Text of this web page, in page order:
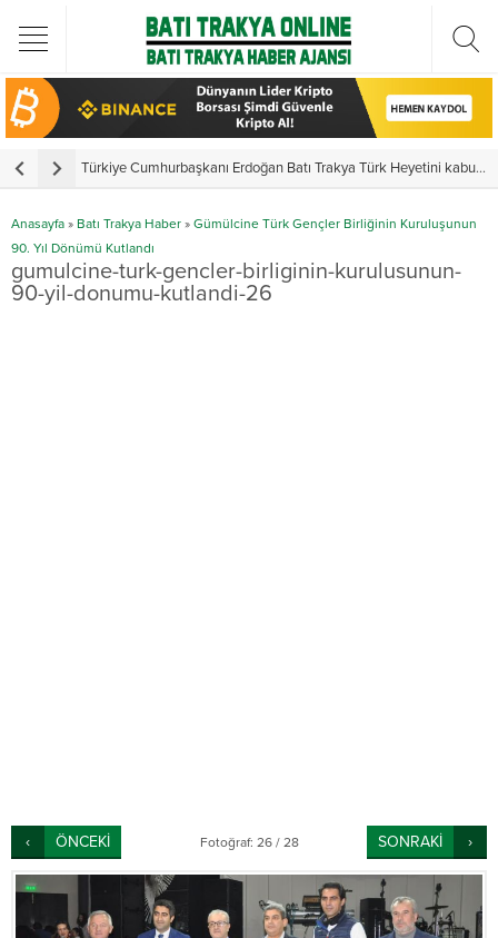
Türkiye Cumhurbaşkanı Erdoğan Batı Trakya Türk Heyetini kabul etti
Anasayfa » Batı Trakya Haber » Gümülcine Türk Gençler Birliğinin Kuruluşunun
90. Yıl Dönümü Kutlandı
gumulcine-turk-gencler-birliginin-kurulusunun-
90-yil-donumu-kutlandi-26
ÖNCEKİ Fotoğraf: 26 / 28 SONRAKİ